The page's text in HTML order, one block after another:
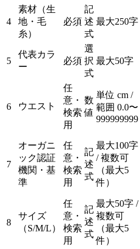
4
素材（生
地・毛
糸）
必須
記
述
式
最大250字
5
代表カラ
ー
必須
選
択
式
最大50字
6 ウエスト
任
意・
検索
用
数
値
単位 cm /
範囲 0.0〜
999999999
7
オーガニ
ック認証
機関・基
準
任
意・
検索
用
記
述
式
最大100字
/ 複数可
（最大5
件）
8
サイズ
（S/M/L）
任
意・
検索
用
記
述
式
最大50字 /
複数可
（最大5
件）